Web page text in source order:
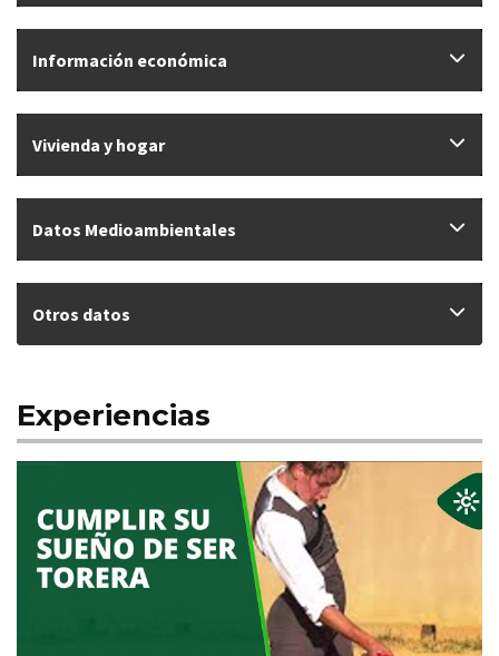
Información económica
Vivienda y hogar
Datos Medioambientales
Otros datos
Experiencias